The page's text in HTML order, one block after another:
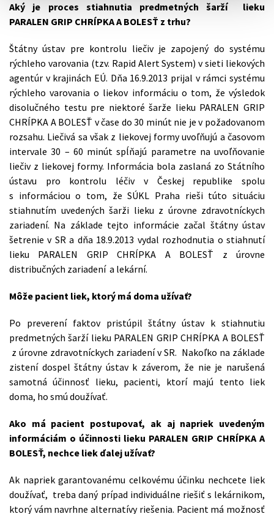
Aký je proces stiahnutia predmetných šarží lieku
PARALEN GRIP CHRÍPKA A BOLESŤ z trhu?
Štátny ústav pre kontrolu liečiv je zapojený do systému
rýchleho varovania (tzv. Rapid Alert System) v sieti liekových
agentúr v krajinách EÚ. Dňa 16.9.2013 prijal v rámci systému
rýchleho varovania o liekov informáciu o tom, že výsledok
disolučného testu pre niektoré šarže lieku PARALEN GRIP
CHRÍPKA A BOLESŤ v čase do 30 minút nie je v požadovanom
rozsahu. Liečivá sa však z liekovej formy uvoľňujú a časovom
intervale 30 – 60 minút spĺňajú parametre na uvoľňovanie
liečiv z liekovej formy. Informácia bola zaslaná zo Státního
ústavu pro kontrolu léčiv v Českej republike spolu
s informáciou o tom, že SÚKL Praha rieši túto situáciu
stiahnutím uvedených šarži lieku z úrovne zdravotníckych
zariadení. Na základe tejto informácie začal štátny ústav
šetrenie v SR a dňa 18.9.2013 vydal rozhodnutia o stiahnutí
lieku PARALEN GRIP CHRÍPKA A BOLESŤ z úrovne
distribučných zariadení a lekární.
Môže pacient liek, ktorý má doma užívať?
Po preverení faktov pristúpil štátny ústav k stiahnutiu
predmetných šarží lieku PARALEN GRIP CHRÍPKA A BOLESŤ
z úrovne zdravotníckych zariadení v SR. Nakoľko na základe
zistení dospel štátny ústav k záverom, že nie je narušená
samotná účinnosť lieku, pacienti, ktorí majú tento liek
doma, ho smú doužívať.
Ako má pacient postupovať, ak aj napriek uvedeným
informáciám o účinnosti lieku PARALEN GRIP CHRÍPKA A
BOLESŤ, nechce liek ďalej užívať?
Ak napriek garantovanému celkovému účinku nechcete liek
doužívať, treba daný prípad individuálne riešiť s lekárnikom,
ktorý vám navrhne alternatívy riešenia. Pacient má možnosť